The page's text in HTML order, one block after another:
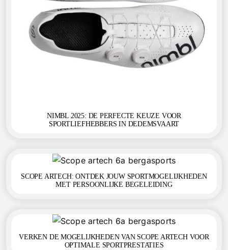
NIMBL 2025: DE PERFECTE KEUZE VOOR
SPORTLIEFHEBBERS IN DEDEMSVAART
SCOPE ARTECH: ONTDEK JOUW SPORTMOGELIJKHEDEN
MET PERSOONLIJKE BEGELEIDING
VERKEN DE MOGELIJKHEDEN VAN SCOPE ARTECH VOOR
OPTIMALE SPORTPRESTATIES